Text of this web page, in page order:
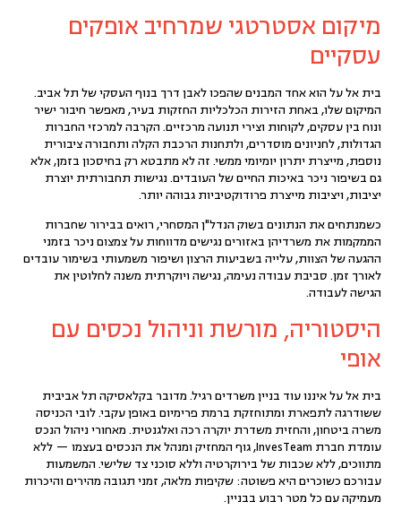
מיקום אסטרטגי שמרחיב אופקים
עסקיים
בית אל על הוא אחד המבנים שהפכו לאבן דרך בנוף העסקי של תל אביב.
המיקום שלו, באחת הזירות הכלכליות החזקות בעיר, מאפשר חיבור ישיר
ונוח בין עסקים, לקוחות וצירי תנועה מרכזיים. הקרבה למרכזי החברות
הגדולות, לחניונים מוסדרים, ולתחנות הרכבת הקלה ותחבורה ציבורית
נוספת, מייצרת יתרון יומיומי ממשי. זה לא מתבטא רק בחיסכון בזמן, אלא
גם בשיפור ניכר באיכות החיים של העובדים. נגישות תחבורתית יוצרת
יציבות, ויציבות מייצרת פרודוקטיביות גבוהה יותר.
כשמנתחים את הנתונים בשוק הנדל"ן המסחרי, רואים בבירור שחברות
הממקמות את משרדיהן באזורים נגישים מדווחות על צמצום ניכר בזמני
ההגעה של הצוות, עלייה בשביעות הרצון ושיפור משמעותי בשימור עובדים
לאורך זמן. סביבת עבודה נעימה, נגישה ויוקרתית משנה לחלוטין את
הגישה לעבודה.
היסטוריה, מורשת וניהול נכסים עם
אופי
בית אל על איננו עוד בניין משרדים רגיל. מדובר בקלאסיקה תל אביבית
ששודרגה לתפארת ומתוחזקת ברמת פרימיום באופן עקבי. לובי הכניסה
משרה ביטחון, והחזית משדרת יוקרה רכה ואלגנטית. מאחורי ניהול הנכס
עומדת חברת InvesTeam, גוף המחזיק ומנהל את הנכסים בעצמו — ללא
מתווכים, ללא שכבות של בירוקרטיה וללא סוכני צד שלישי. המשמעות
עבורכם כשוכרים היא פשוטה: שקיפות מלאה, זמני תגובה מהירים והיכרות
מעמיקה עם כל מטר רבוע בבניין.